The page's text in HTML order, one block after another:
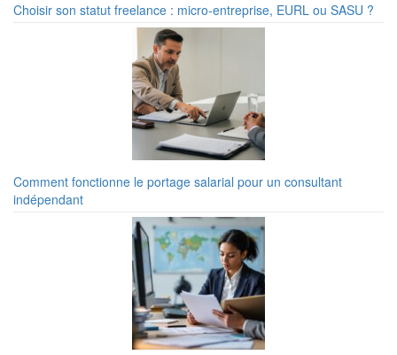
Choisir son statut freelance : micro-entreprise, EURL ou SASU ?
Comment fonctionne le portage salarial pour un consultant
indépendant